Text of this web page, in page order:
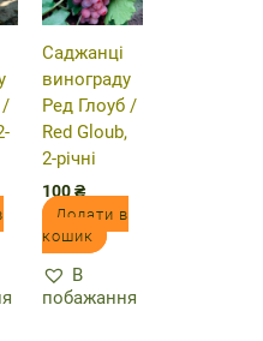
/
Саджанці
винограду
Ред Глоуб /
Red Gloub,
2-річні
100₴
Додати в
кошик
В
побажання